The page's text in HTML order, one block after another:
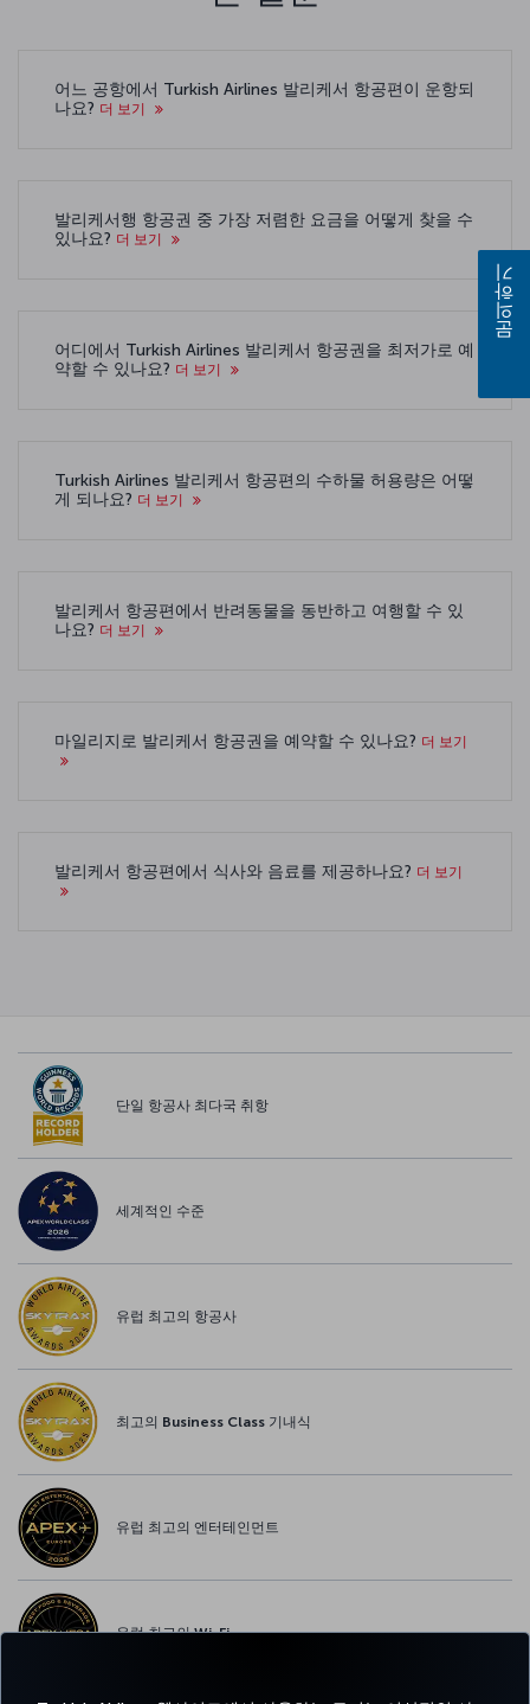
어느 공항에서 Turkish Airlines 발리케서 항공편이 운항되
나요? 더 보기
발리케서행 항공권 중 가장 저렴한 요금을 어떻게 찾을 수
있나요? 더 보기
어디에서 Turkish Airlines 발리케서 항공권을 최저가로 예
약할 수 있나요? 더 보기
Turkish Airlines 발리케서 항공편의 수하물 허용량은 어떻
게 되나요? 더 보기
발리케서 항공편에서 반려동물을 동반하고 여행할 수 있
나요? 더 보기
마일리지로 발리케서 항공권을 예약할 수 있나요? 더 보기
발리케서 항공편에서 식사와 음료를 제공하나요? 더 보기
단일 항공사 최다국 취항
세계적인 수준
유럽 최고의 항공사
최고의 Business Class 기내식
유럽 최고의 엔터테인먼트
유럽 최고의 Wi-Fi
문의하기